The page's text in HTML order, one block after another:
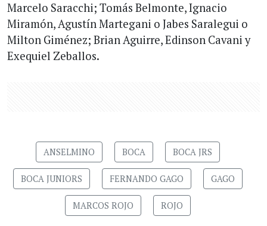
Marcelo Saracchi; Tomás Belmonte, Ignacio
Miramón, Agustín Martegani o Jabes Saralegui o
Milton Giménez; Brian Aguirre, Edinson Cavani y
Exequiel Zeballos.
ANSELMINO BOCA BOCA JRS
BOCA JUNIORS FERNANDO GAGO GAGO
MARCOS ROJO ROJO